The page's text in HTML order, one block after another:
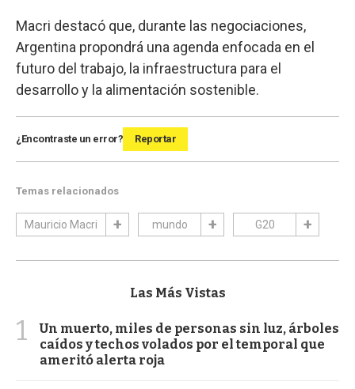
Macri destacó que, durante las negociaciones,
Argentina propondrá una agenda enfocada en el
futuro del trabajo, la infraestructura para el
desarrollo y la alimentación sostenible.
¿Encontraste un error? Reportar
Temas relacionados
Mauricio Macri mundo G20
Las Más Vistas
1
Un muerto, miles de personas sin luz, árboles
caídos y techos volados por el temporal que
ameritó alerta roja